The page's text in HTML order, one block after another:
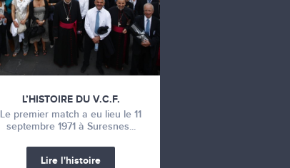
L’HISTOIRE DU V.C.F.
Le premier match a eu lieu le 11
septembre 1971 à Suresnes...
Lire l'histoire